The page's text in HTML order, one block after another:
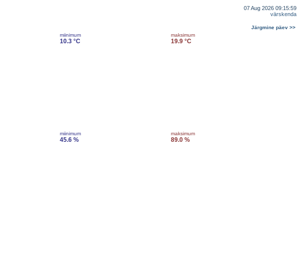
07 Aug 2026 09:15:59
värskenda
Järgmine päev >>
miinimum
10.3 °C
maksimum
19.9 °C
miinimum
45.6 %
maksimum
89.0 %